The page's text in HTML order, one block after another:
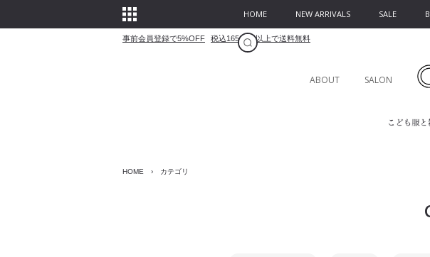
HOME NEW ARRIVALS SALE
事前会員登録で5%OFF 税込16500円以上で送料無料
ABOUT SALON
HOME › カテゴリ